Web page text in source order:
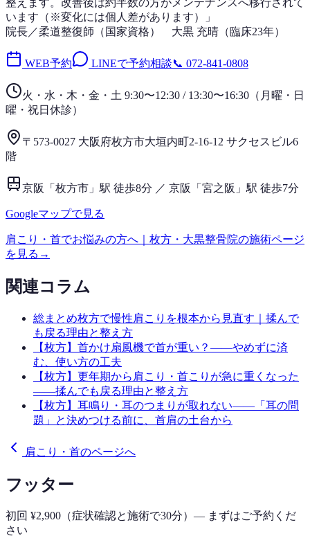
います（※変化には個人差があります）」
院長／柔道整復師（国家資格）
大黒 充晴 （臨床23年）
WEB予約 LINEで予約相談📞 072-841-0808
火・水・木・金・土 9:30〜12:30 / 13:30〜16:30 （ 月曜・日
曜・祝日 休診）
〒573-0027 大阪府枚方市大垣内町2-16-12 サクセスビル6
階
京阪「枚方市」駅 徒歩8分 ／ 京阪「宮之阪」駅 徒歩7分
Googleマップで見る
肩こり・首でお悩みの方へ｜枚方・大黒整骨院の施術ページ
を見る →
関連コラム
総まとめ枚方で慢性肩こりを根本から見直す｜揉んで
も戻る理由と整え方
【枚方】首かけ扇風機で首が重い？——やめずに済
む、使い方の工夫
【枚方】更年期から肩こり・首こりが急に重くなった
——揉んでも戻る理由と整え方
【枚方】耳鳴り・耳のつまりが取れない——「耳の問
題」と決めつける前に、首肩の土台から
肩こり・首のページへ
フッター
初回 ¥2,900（症状確認と施術で30分）— まずはご予約くだ
さい